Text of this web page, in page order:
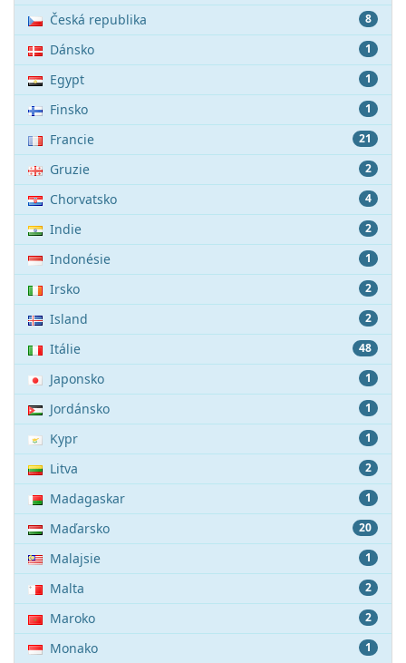
8
Česká republika
1
Dánsko
1
Egypt
1
Finsko
21
Francie
2
Gruzie
4
Chorvatsko
2
Indie
1
Indonésie
2
Irsko
2
Island
48
Itálie
1
Japonsko
1
Jordánsko
1
Kypr
2
Litva
1
Madagaskar
20
Maďarsko
1
Malajsie
2
Malta
2
Maroko
1
Monako